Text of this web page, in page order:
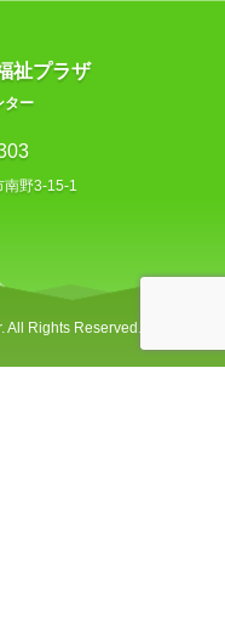
祉プラザ
ター
南野3-15-1
All Rights Reserved.